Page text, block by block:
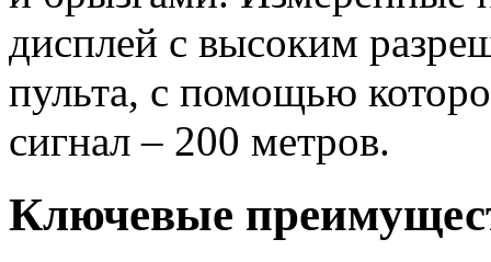
дисплей с высоким
пульта, с помощью
сигнал – 200 метров.
Ключевые